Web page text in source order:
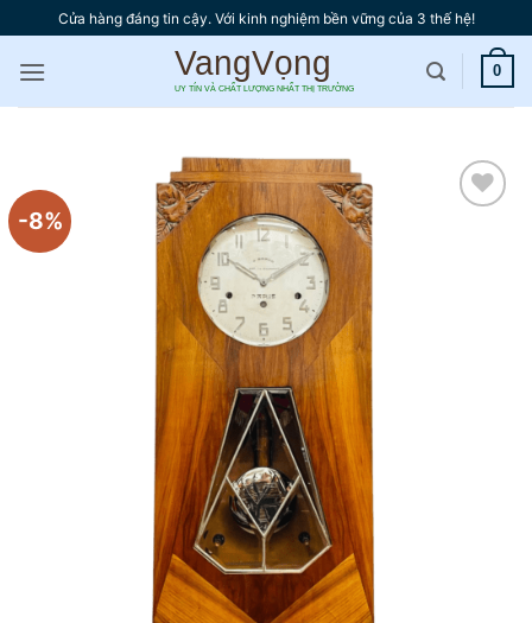
qua
nội
dung
Cửa hàng đáng tin cậy. Với kinh nghiệm bền vững của 3 thế hệ!
0
-8%